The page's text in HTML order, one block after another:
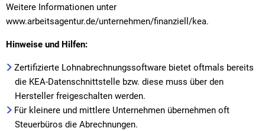
Weitere Informationen unter
www.arbeitsagentur.de/unternehmen/finanziell/kea.
Hinweise und Hilfen:
Zertifizierte Lohnabrechnungssoftware bietet oftmals bereits
die KEA-Datenschnittstelle bzw. diese muss über den
Hersteller freigeschalten werden.
Für kleinere und mittlere Unternehmen übernehmen oft
Steuerbüros die Abrechnungen.